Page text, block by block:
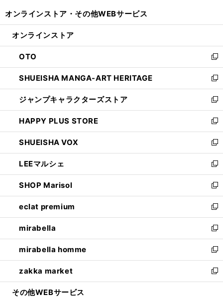
開
ン
ウ
で
開
く
ウ
ン
ド
ウ
で
開
く
オンラインストア・ その他WEBサービス
オンラインストア
OTO
新
し
い
ウ
ィ
ン
ド
ウ
で
開
く
SHUEISHA MANGA-ART HERITAGE
新
し
い
ウ
ィ
ン
ド
ウ
で
開
く
ジャンプキャラクターズストア
新
し
い
ウ
ィ
ン
ド
ウ
で
開
く
HAPPY PLUS STORE
新
し
い
ウ
ィ
ン
ド
ウ
で
開
く
SHUEISHA VOX
新
し
い
ウ
ィ
ン
ド
ウ
で
開
く
LEEマルシェ
新
し
い
ウ
ィ
ン
ド
ウ
で
開
く
SHOP Marisol
新
し
い
ウ
ィ
ン
ド
ウ
で
開
eclat premium
新
し
い
ウ
ィ
ン
ド
ウ
mirabella
新
し
い
ウ
ィ
ン
mirabella homme
新
し
い
ウ
zakka market
新
し
その他WEBサービス